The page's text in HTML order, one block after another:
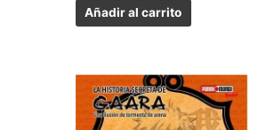
Añadir al carrito